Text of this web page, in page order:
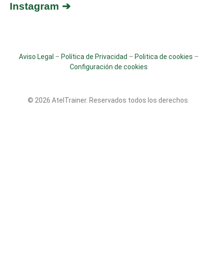
Instagram ➔
Aviso Legal – Política de Privacidad – Politica de cookies –
Configuración de cookies
© 2026 AtelTrainer. Reservados todos los derechos.